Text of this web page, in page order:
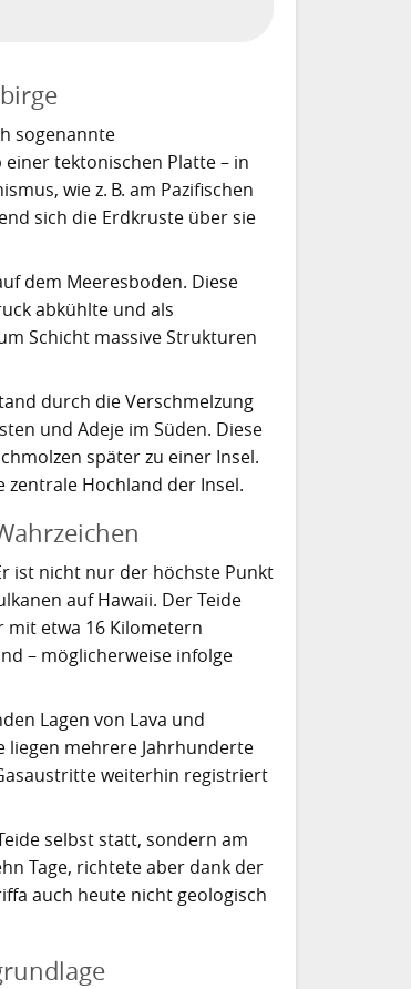
sogenannte
tektonischen Platte – in
wie z. B. am Pazifischen
sich die Erdkruste über sie
dem Meeresboden. Diese
abkühlte und als
Schicht massive Strukturen
durch die Verschmelzung
und Adeje im Süden. Diese
später zu einer Insel.
zentrale Hochland der Insel.
ist nicht nur der höchste Punkt
auf Hawaii. Der Teide
mit etwa 16 Kilometern
– möglicherweise infolge
Lagen von Lava und
liegen mehrere Jahrhunderte
weiterhin registriert
selbst statt, sondern am
Tage, richtete aber dank der
auch heute nicht geologisch